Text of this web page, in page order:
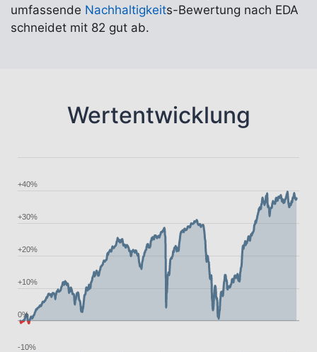
umfassende Nachhaltigkeits-Bewertung nach EDA
schneidet mit 82 gut ab.
Wertentwicklung
-10%
0%
+10%
+20%
+30%
+40%